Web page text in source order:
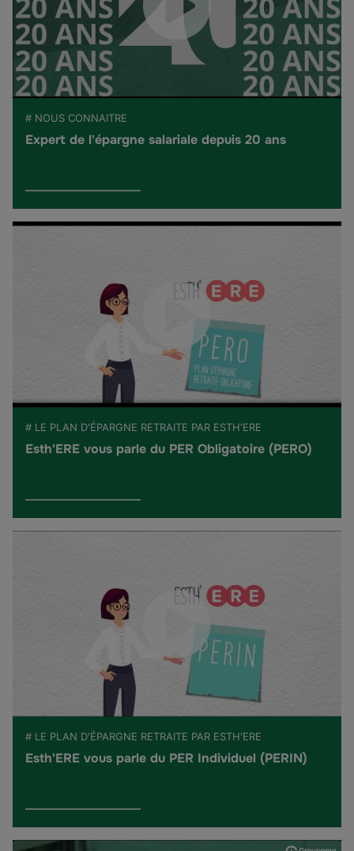
# NOUS CONNAITRE
Expert de l'épargne salariale depuis 20 ans
# LE PLAN D'ÉPARGNE RETRAITE PAR ESTH'ERE
Esth'ERE vous parle du PER Obligatoire (PERO)
# LE PLAN D'ÉPARGNE RETRAITE PAR ESTH'ERE
Esth'ERE vous parle du PER Individuel (PERIN)